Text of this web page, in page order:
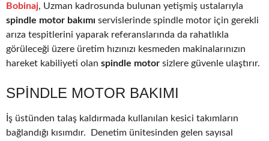
Bobinaj, Uzman kadrosunda bulunan yetişmiş ustalarıyla
spindle motor bakımı servislerinde spindle motor için gerekli
arıza tespitlerini yaparak referanslarında da rahatlıkla
görüleceği üzere üretim hızınızı kesmeden makinalarınızın
hareket kabiliyeti olan spindle motor sizlere güvenle ulaştırır.
SPINDLE MOTOR BAKIMI
İş üstünden talaş kaldırmada kullanılan kesici takımların
bağlandığı kısımdır. Denetim ünitesinden gelen sayısal